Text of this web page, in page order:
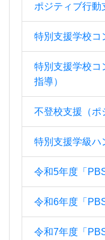
ポジティブ行動
特別支援学校コ
特別支援学校コ
指導）
不登校支援（ポ
特別支援学級ハ
令和5年度「
令和6年度「
令和7年度「